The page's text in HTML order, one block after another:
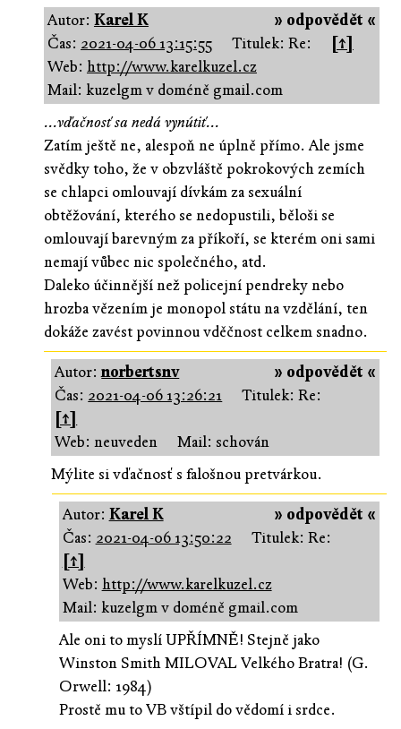
» odpovědět «
Autor: Karel K
Čas: 2021-04-06 13:15:55 Titulek: Re:
[↑]
Web: http://www.karelkuzel.cz
Mail: kuzelgm v doméně gmail.com
...vďačnosť sa nedá vynútiť...
Zatím ještě ne, alespoň ne úplně přímo. Ale jsme
svědky toho, že v obzvláště pokrokových zemích
se chlapci omlouvají dívkám za sexuální
obtěžování, kterého se nedopustili, běloši se
omlouvají barevným za příkoří, se kterém oni sami
nemají vůbec nic společného, atd.
Daleko účinnější než policejní pendreky nebo
hrozba vězením je monopol státu na vzdělání, ten
dokáže zavést povinnou vděčnost celkem snadno.
» odpovědět «
Autor:norbertsnv
Čas: 2021-04-06 13:26:21
Titulek: Re:
[↑]
Web: neuveden
Mail: schován
Mýlite si vďačnosť s falošnou pretvárkou.
» odpovědět «
Autor: Karel K
Čas: 2021-04-06 13:50:22
Titulek: Re:
[↑]
Web: http://www.karelkuzel.cz
Mail: kuzelgm v doméně gmail.com
Ale oni to myslí UPŘÍMNĚ! Stejně jako
Winston Smith MILOVAL Velkého Bratra! (G.
Orwell: 1984)
Prostě mu to VB vštípil do vědomí i srdce.